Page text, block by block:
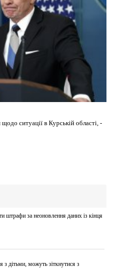
ситуації в Курській області, -
штрафи за неоновлення даних із кінця
з дітьми, можуть зіткнутися з